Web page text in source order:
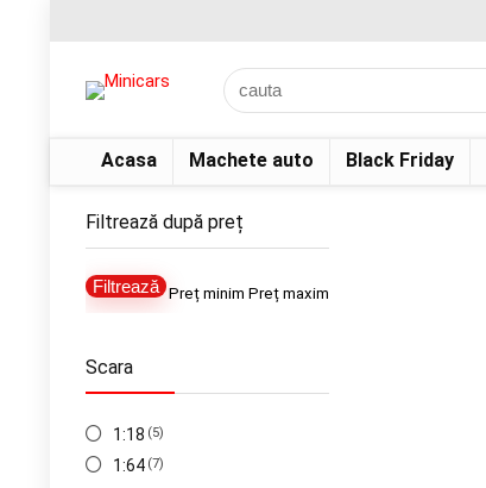
Acasa Machete auto Black Friday
Filtrează după preț
Preț minim Preț maxim
Filtrează
Scara
1:18 (5)
1:64 (7)